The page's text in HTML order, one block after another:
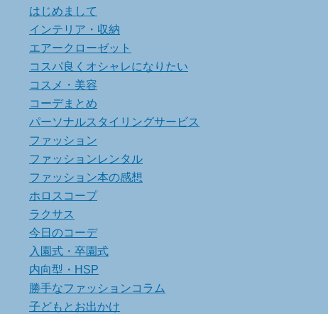
はじめまして
インテリア・収納
エアークローゼット
コスパ良くオシャレになりたい
コスメ・美容
コーデまとめ
パーソナルスタイリングサービス
ファッション
ファッションレンタル
ファッション本の感想
ホロスコープ
ラクサス
今日のコーデ
入園式・卒園式
内向型・HSP
勝手なファッションコラム
子どもとお出かけ